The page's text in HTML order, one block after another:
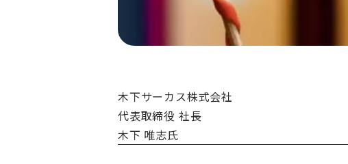
木下サーカス株式会社
代表取締役 社長
木下 唯志氏